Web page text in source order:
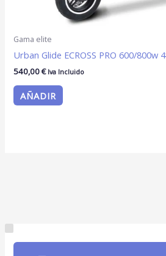
C
Gama elite
Urban Glide ECROSS PRO 600/800w
540,00€ Iva Incluido
AÑADIR